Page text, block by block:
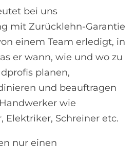
bei uns
mit Zurücklehn-Garantie
einem Team erledigt, in
er wann, wie und wo zu
planen,
und beauftragen
wie
Elektriker, Schreiner etc.
nur einen